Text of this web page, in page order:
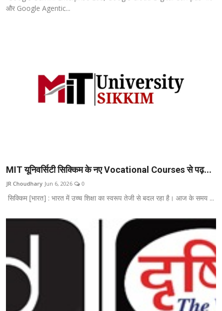
ऑटो
और Google Agentic...
MIT यूनिवर्सिटी सिक्किम के नए Vocational Courses से पढ़...
JR Choudhary Jun 6, 2026 0
सिक्किम [भारत] : भारत में उच्च शिक्षा का स्वरूप तेजी से बदल रहा है। आज के समय ...